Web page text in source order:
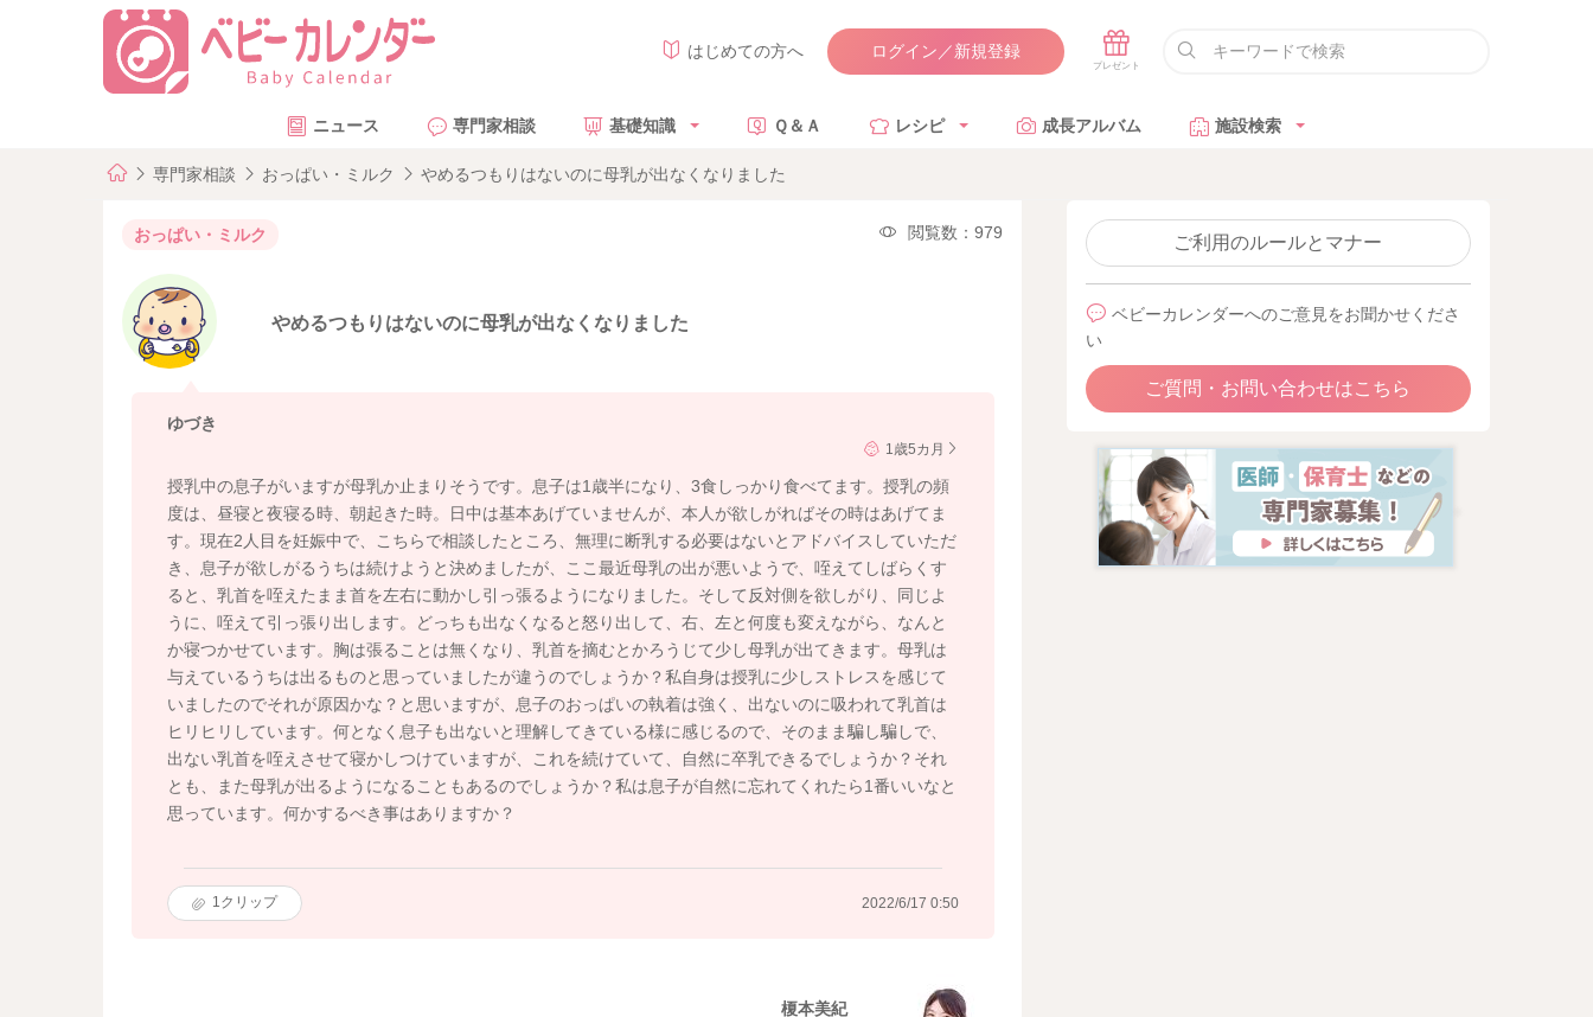
はじめての方へ ログイン／新規登録
ニュース 専門家相談 基礎知識 Ｑ＆Ａ レシピ 成長アルバム 施設検索
専門家相談 おっぱい・ミルク やめるつもりはないのに母乳が出なくなりました
おっぱい・ミルク 閲覧数：979
やめるつもりはないのに母乳が出なくなりました
ゆづき
1歳5カ月
授乳中の息子がいますが母乳か止まりそうです。息子は1歳半になり、3食しっかり食べてます。授乳の頻
度は、昼寝と夜寝る時、朝起きた時。日中は基本あげていませんが、本人が欲しがればその時はあげてま
す。現在2人目を妊娠中で、こちらで相談したところ、無理に断乳する必要はないとアドバイスしていただ
き、息子が欲しがるうちは続けようと決めましたが、ここ最近母乳の出が悪いようで、咥えてしばらくす
ると、乳首を咥えたまま首を左右に動かし引っ張るようになりました。そして反対側を欲しがり、同じよ
うに、咥えて引っ張り出します。どっちも出なくなると怒り出して、右、左と何度も変えながら、なんと
か寝つかせています。胸は張ることは無くなり、乳首を摘むとかろうじて少し母乳が出てきます。母乳は
与えているうちは出るものと思っていましたが違うのでしょうか？私自身は授乳に少しストレスを感じて
いましたのでそれが原因かな？と思いますが、息子のおっぱいの執着は強く、出ないのに吸われて乳首は
ヒリヒリしています。何となく息子も出ないと理解してきている様に感じるので、そのまま騙し騙しで、
出ない乳首を咥えさせて寝かしつけていますが、これを続けていて、自然に卒乳できるでしょうか？それ
とも、また母乳が出るようになることもあるのでしょうか？私は息子が自然に忘れてくれたら1番いいなと
思っています。何かするべき事はありますか？
1クリップ 2022/6/17 0:50
榎本美紀
ご利用のルールとマナー
ベビーカレンダーへのご意見をお聞かせくださ
い
ご質問・お問い合わせはこちら